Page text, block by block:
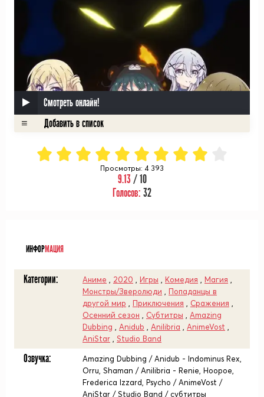
Смотреть онлайн!
Просмотры: 4 393
9.13/ 10
Голосов: 32
ИНФОРМАЦИЯ
Категории: Аниме 2020 Игры Комедия Магия
Монстры/Зверолюди
Попаданцы в
другой мир
Приключения Сражения
Осенний сезон
Субтитры
Amazing
Dubbing
Anidub Anilibria AnimeVost
AniStar
Studio Band
Озвучка:
Amazing Dubbing / Anidub - Indominus Rex,
Orru, Shaman / Anilibria - Renie, Hoopoe,
Frederica Izzard, Psycho / AnimeVost /
AniStar / Studio Band / субтитры